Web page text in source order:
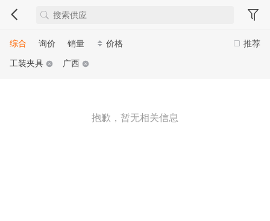
推荐
综合 询价 销量
价格
工装夹具
广西
抱歉，暂无相关信息